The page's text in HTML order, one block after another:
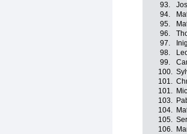
93.
94.
95.
96.
97.
98.
99.
100.
101.
101.
103.
104.
105.
106.